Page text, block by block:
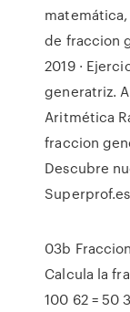
de fraccion
2019 ·
generatriz.
Aritmética
fraccion
Descubre
03b
Calcula la
100 62 = 50